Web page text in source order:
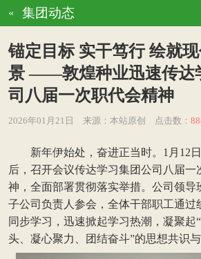
« 集团动态
锚定目标 实干笃行 绘就
景 ——敦煌种业迅速传达
司八届一次职代会精神
2026年01月21日 来源：本站原创 点击数：
新年伊始处，奋进正当时。1月12
后，召开会议传达学习集团公司八届一
神，全面部署贯彻落实举措。公司领导
子公司负责人参会，全体干部职工通过
同步学习，迅速掀起学习热潮，凝聚起
头、凝心聚力、团结奋斗”的思想共识与